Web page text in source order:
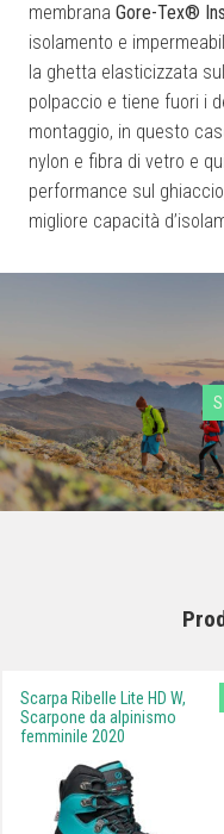
membrana Gore-Tex®
isolamento e
la ghetta elasticizzata
polpaccio e tiene fuori i
montaggio, in questo
nylon e fibra di vetro e
performance sul
migliore capacità
Scarpa Ribelle Lite HD W,
Scarpone da alpinismo
femminile 2020